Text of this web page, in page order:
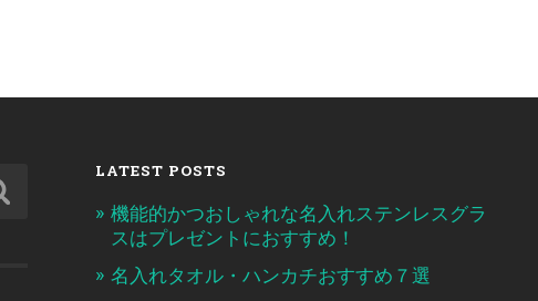
LATEST POSTS
機能的かつおしゃれな名入れステンレスグラ
スはプレゼントにおすすめ！
名入れタオル・ハンカチおすすめ７選